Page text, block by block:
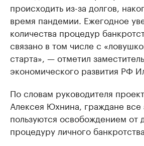
происходить из-за долгов,
время пандемии. Ежегодное
количества процедур
связано в том числе с
старта», — отметил
экономического развития РФ
По словам руководителя
Алексея Юхнина, граждане все
пользуются освобождением от
процедуру личного банкротства.